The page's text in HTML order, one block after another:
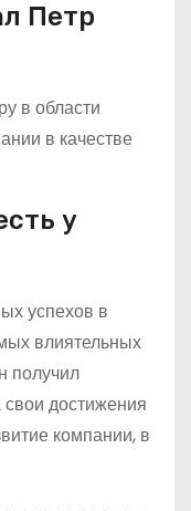
Петр
в области
в качестве
у
успехов в
влиятельных
получил
свои достижения
компании, в